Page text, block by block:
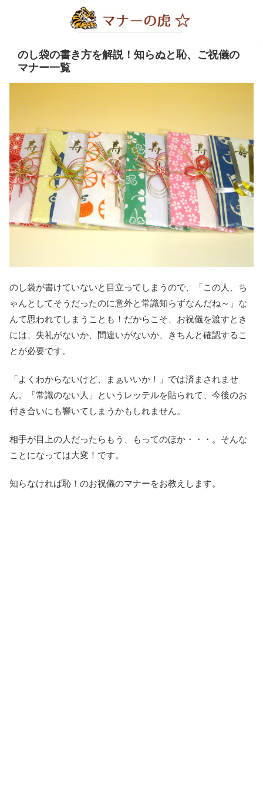
のし袋の書き方を解説！知らぬと恥、ご祝儀の
マナー一覧
のし袋が書けていないと目立ってしまうので、「この人、ち
ゃんとしてそうだったのに意外と常識知らずなんだね～」な
んて思われてしまうことも！だからこそ、お祝儀を渡すとき
には、失礼がないか、間違いがないか、きちんと確認するこ
とが必要です。
「よくわからないけど、まぁいいか！」では済まされませ
ん。「常識のない人」というレッテルを貼られて、今後のお
付き合いにも響いてしまうかもしれません。
相手が目上の人だったらもう、もってのほか・・・。そんな
ことになっては大変！です。
知らなければ恥！のお祝儀のマナーをお教えします。